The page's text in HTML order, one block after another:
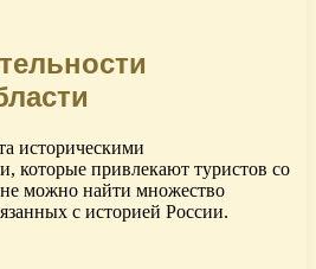
историческими
которые привлекают туристов со
можно найти множество
с историей России.